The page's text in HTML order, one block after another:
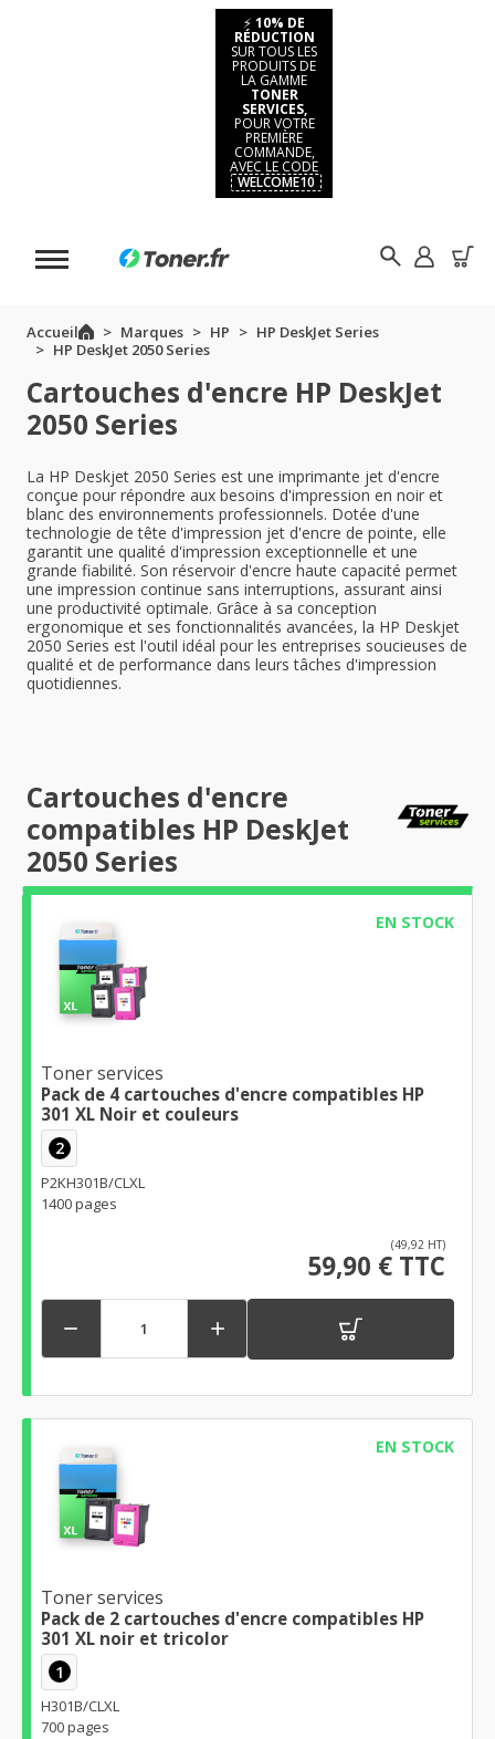
⚡ 10% DE
RÉDUCTION
SUR TOUS LES
PRODUITS DE
LA GAMME
TONER
SERVICES,
POUR VOTRE
PREMIÈRE
COMMANDE,
AVEC LE CODE
WELCOME10
Accueil Marques HP
HP DeskJet Series
HP DeskJet 2050 Series
Cartouches d'encre HP DeskJet
2050 Series
La HP Deskjet 2050 Series est une imprimante jet d'encre
conçue pour répondre aux besoins d'impression en noir et
blanc des environnements professionnels. Dotée d'une
technologie de tête d'impression jet d'encre de pointe, elle
garantit une qualité d'impression exceptionnelle et une
grande fiabilité. Son réservoir d'encre haute capacité permet
une impression continue sans interruptions, assurant ainsi
une productivité optimale. Grâce à sa conception
ergonomique et ses fonctionnalités avancées, la HP Deskjet
2050 Series est l'outil idéal pour les entreprises soucieuses de
qualité et de performance dans leurs tâches d'impression
quotidiennes.
Cartouches d'encre
compatibles HP DeskJet
2050 Series
EN STOCK
Toner services
Pack de 4 cartouches d'encre compatibles HP
301 XL Noir et couleurs
2
P2KH301B/CLXL
1400 pages
(49,92 HT)
59,90 € TTC
 
EN STOCK
Toner services
Pack de 2 cartouches d'encre compatibles HP
301 XL noir et tricolor
1
H301B/CLXL
700 pages